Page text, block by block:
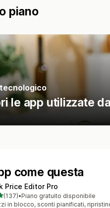
piano
le app utilizzate
come questa
Price Editor Pro
su 5
(137) totali
•Piano gratuito disponibile
in blocco, sconti pianificati,